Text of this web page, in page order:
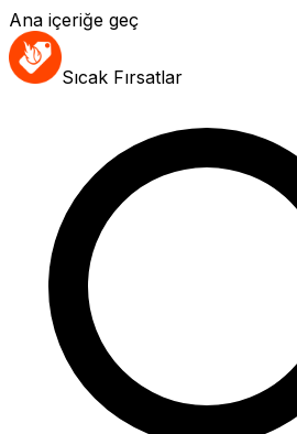
Ana içeriğe geç
Sıcak Fırsatlar